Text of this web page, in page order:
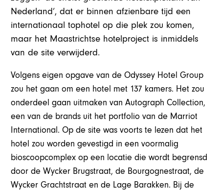
Nederland’, dat er binnen afzienbare tijd een
internationaal tophotel op die plek zou komen,
maar het Maastrichtse hotelproject is inmiddels
van de site verwijderd.
Volgens eigen opgave van de Odyssey Hotel Group
zou het gaan om een hotel met 137 kamers. Het zou
onderdeel gaan uitmaken van Autograph Collection,
een van de brands uit het portfolio van de Marriot
International. Op de site was voorts te lezen dat het
hotel zou worden gevestigd in een voormalig
bioscoopcomplex op een locatie die wordt begrensd
door de Wycker Brugstraat, de Bourgognestraat, de
Wycker Grachtstraat en de Lage Barakken. Bij de